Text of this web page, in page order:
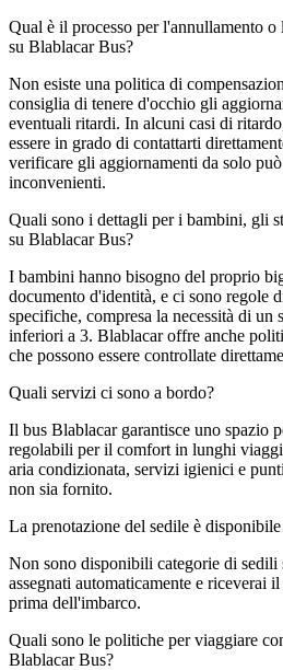
Qual è il processo per l'annullamento
su Blablacar Bus?
Non esiste una politica di
consiglia di tenere d'occhio gli
eventuali ritardi. In alcuni casi di
essere in grado di contattarti
verificare gli aggiornamenti da solo
inconvenienti.
Quali sono i dettagli per i bambini, gli
su Blablacar Bus?
I bambini hanno bisogno del proprio
documento d'identità, e ci sono regole
specifiche, compresa la necessità di un
inferiori a 3. Blablacar offre anche
che possono essere controllate
Quali servizi ci sono a bordo?
Il bus Blablacar garantisce uno spazio
regolabili per il comfort in lunghi
aria condizionata, servizi igienici e
non sia fornito.
La prenotazione del sedile è
Non sono disponibili categorie di
assegnati automaticamente e riceverai
prima dell'imbarco.
Quali sono le politiche per viaggiare
Blablacar Bus?